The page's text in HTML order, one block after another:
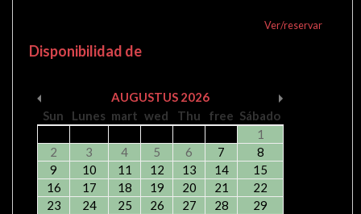
Ver/reservar
Disponibilidad de
AUGUSTUS 2026
Sun
Lunes mart wed Thu free Sábado
1
2
3 4 5 6 7
8
9
10 11 12 13 14
15
16
17 18 19 20 21
22
23
24 25 26 27 28
29